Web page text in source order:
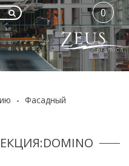
0
- Фасадный